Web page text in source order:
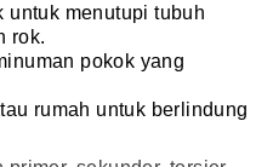
untuk menutupi tubuh
rok.
pokok yang
rumah untuk berlindung